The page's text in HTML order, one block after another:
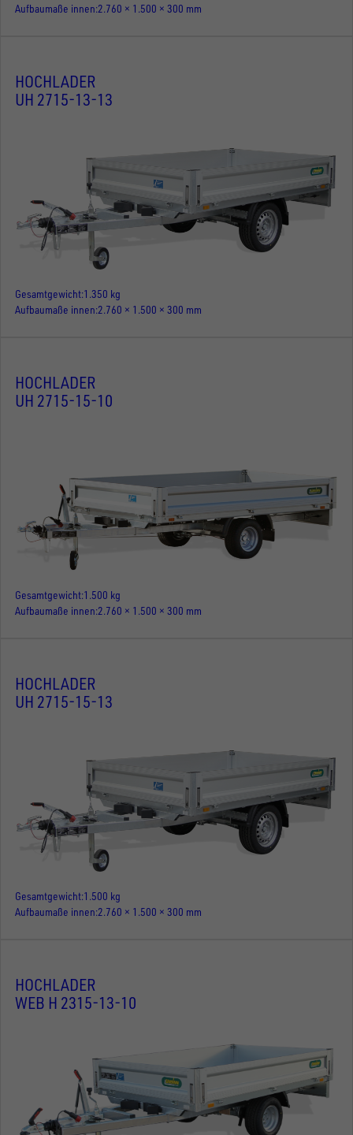
Aufbaumaße innen 2.760 × 1.500 × 300 mm
HOCHLADER
UH 2715-13-13
Gesamtgewicht 1.350 kg
Aufbaumaße innen 2.760 × 1.500 × 300 mm
HOCHLADER
UH 2715-15-10
Gesamtgewicht 1.500 kg
Aufbaumaße innen 2.760 × 1.500 × 300 mm
HOCHLADER
UH 2715-15-13
Gesamtgewicht 1.500 kg
Aufbaumaße innen 2.760 × 1.500 × 300 mm
HOCHLADER
WEB H 2315-13-10